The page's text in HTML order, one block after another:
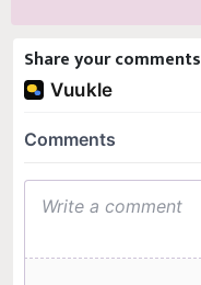
Share your comments